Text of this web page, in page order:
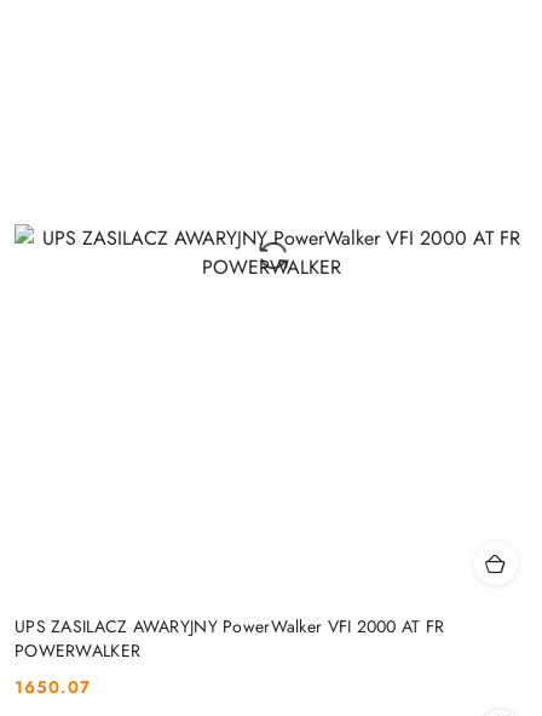
UPS ZASILACZ AWARYJNY PowerWalker VFI 2000 AT FR
POWERWALKER
Cena:
1650.07